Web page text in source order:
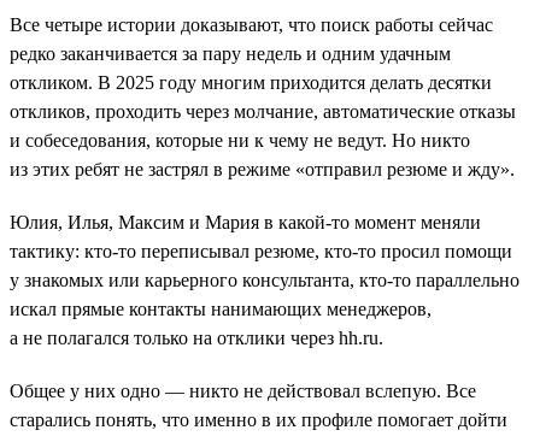
Все четыре истории доказывают, что поиск работы сейчас
редко заканчивается за пару недель и одним удачным
откликом. В 2025 году многим приходится делать десятки
откликов, проходить через молчание, автоматические отказы
и собеседования, которые ни к чему не ведут. Но никто
из этих ребят не застрял в режиме «отправил резюме и жду».
Юлия, Илья, Максим и Мария в какой-то момент меняли
тактику: кто-то переписывал резюме, кто-то просил помощи
у знакомых или карьерного консультанта, кто-то параллельно
искал прямые контакты нанимающих менеджеров,
а не полагался только на отклики через hh.ru.
Общее у них одно — никто не действовал вслепую. Все
старались понять, что именно в их профиле помогает дойти